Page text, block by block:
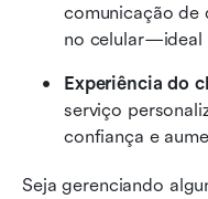
comunicação de
no celular—ideal
Experiência do
serviço
confiança e
Seja gerenciando